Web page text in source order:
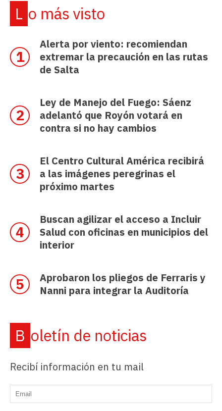
Lo más visto
Alerta por viento: recomiendan
extremar la precaución en las rutas
de Salta
Ley de Manejo del Fuego: Sáenz
adelantó que Royón votará en
contra si no hay cambios
El Centro Cultural América recibirá
a las imágenes peregrinas el
próximo martes
Buscan agilizar el acceso a Incluir
Salud con oficinas en municipios del
interior
Aprobaron los pliegos de Ferraris y
Nanni para integrar la Auditoría
Boletín de noticias
Recibí información en tu mail